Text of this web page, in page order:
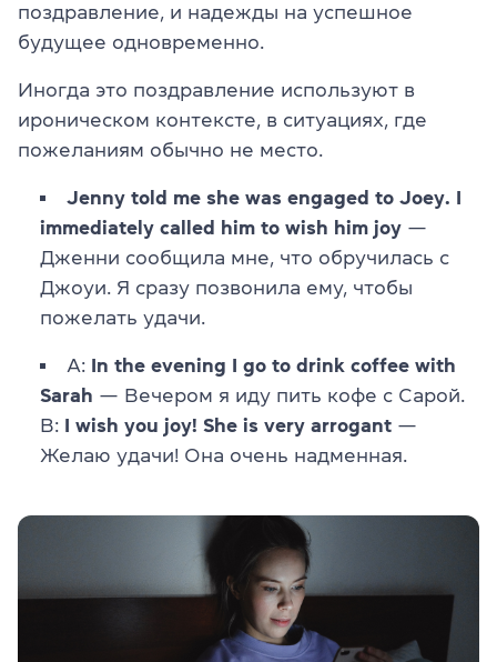
поздравление, и надежды на успешное
будущее одновременно.
Иногда это поздравление используют в
ироническом контексте, в ситуациях, где
пожеланиям обычно не место.
Jenny told me she was engaged to Joey. I
immediately called him to wish him joy —
Дженни сообщила мне, что обручилась с
Джоуи. Я сразу позвонила ему, чтобы
пожелать удачи.
А: In the evening I go to drink coffee with
Sarah — Вечером я иду пить кофе с Сарой.
В: I wish you joy! She is very arrogant —
Желаю удачи! Она очень надменная.